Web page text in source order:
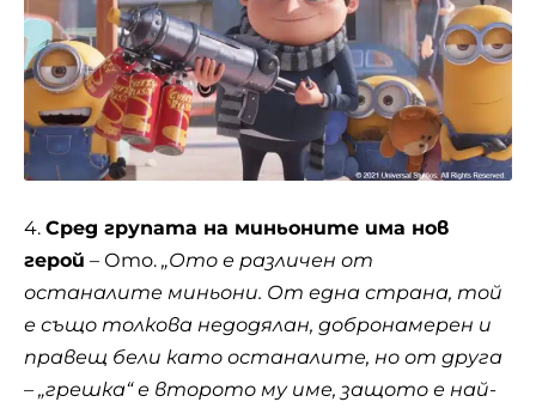
4. Сред групата на миньоните има нов
герой – Ото. „Ото е различен от
останалите миньони. От една страна, той
е също толкова недодялан, добронамерен и
правещ бели като останалите, но от друга
– „грешка“ е второто му име, защото е най-